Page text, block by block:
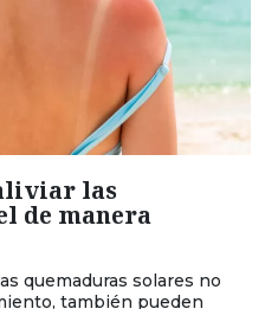
las
de manera
quemaduras solares no
también pueden